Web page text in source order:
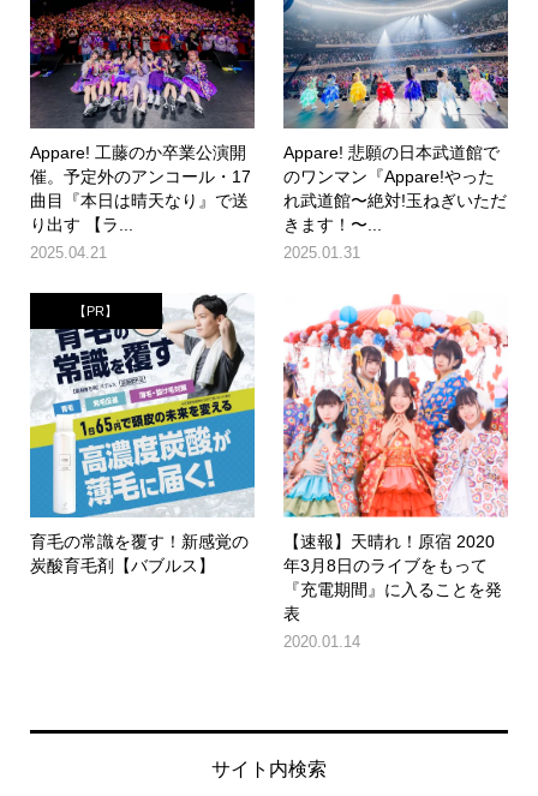
Appare! 工藤のか卒業公演開
催。予定外のアンコール・17
曲目『本日は晴天なり』で送
り出す 【ラ...
2025.04.21
Appare! 悲願の日本武道館で
のワンマン『Appare!やった
れ武道館〜絶対!玉ねぎいただ
きます！〜...
2025.01.31
【PR】
育毛の常識を覆す！新感覚の
炭酸育毛剤【バブルス】
【速報】天晴れ！原宿 2020
年3月8日のライブをもって
『充電期間』に入ることを発
表
2020.01.14
サイト内検索